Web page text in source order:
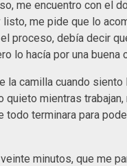
me encuentro con el
me pide que lo
proceso, debía decir
lo hacía por una buena
la camilla cuando siento
quieto mientras
todo terminara para
minutos, que me